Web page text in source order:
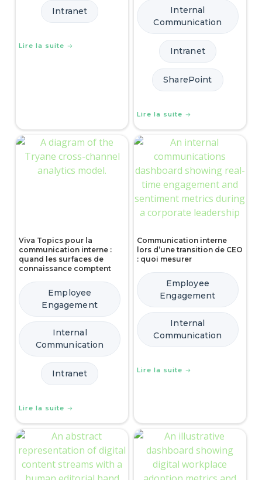
Intranet
Lire la suite
Internal
Communication
Intranet
SharePoint
Lire la suite
Viva Topics pour la
communication interne :
quand les surfaces de
connaissance comptent
Employee
Engagement
Internal
Communication
Intranet
Lire la suite
Communication interne
lors d’une transition de CEO
: quoi mesurer
Employee
Engagement
Internal
Communication
Lire la suite